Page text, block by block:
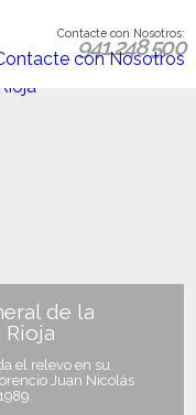
Contacte con Nosotros:
941 248 500
de la
el relevo en su
Juan Nicolás